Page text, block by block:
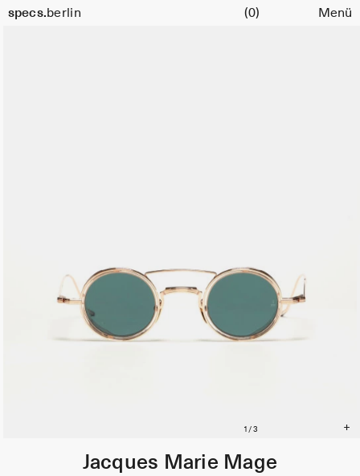
specs.berlin
Warenkorb (0) Menü
Jacques Marie Mage